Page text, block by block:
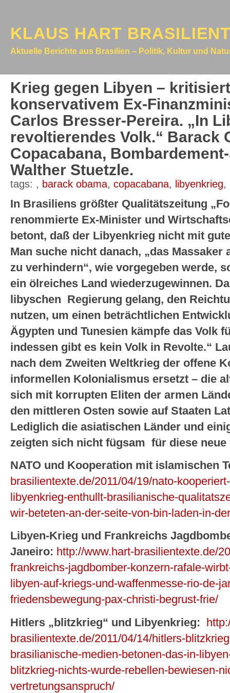
KLAUS HART
Aktuelle Berichte aus Brasilien – Politik, Kultur und
Krieg gegen Libyen –
konservativem Ex-
Carlos Bresser-Pereira. „In
revoltierendes Volk.“ Barack
Copacabana,
Walther Stuetzle.
tags: , barack obama, copacabana, libyenkrieg,
In Brasiliens größter Qualitätszeitung
renommierte Ex-Minister und
betont, daß der Libyenkrieg nicht mit
Man suche nicht danach, „das Massaker
zu verhindern“, wie vorgegeben werde,
ein ölreiches Land wiederzugewinnen.
libyschen Regierung gelang, den
nutzen, um einen beträchtlichen
Ägypten und Tunesien kämpfe das Volk
indessen gibt es kein Volk in Revolte.“
nach dem Zweiten Weltkrieg der offene
informellen Kolonialismus ersetzt – die
sich mit korrupten Eliten der armen
den mittleren Osten sowie auf Staaten
Lediglich die asiatischen Länder und
zeigten sich nicht fügsam für diese
NATO und Kooperation mit islamischen
brasilientexte.de/2011/04/19/nato-
libyenkrieg-enthullt-brasilianische-
wir-beteten-an-der-seite-von-bin-laden-in-
Libyen-Krieg und Frankreichs
Janeiro: http://www.hart-brasilientexte.de/
frankreichs-jagdbomber-konzern-rafale-
libyen-auf-kriegs-und-waffenmesse-rio-de-
friedensbewegung-pax-christi-begrust-frie/
Hitlers „blitzkrieg“ und Libyenkrieg:
brasilientexte.de/2011/04/14/hitlers-
brasilianische-medien-betonen-das-in-
blitzkrieg-nichts-wurde-rebellen-bewiesen-
vertretungsanspruch/